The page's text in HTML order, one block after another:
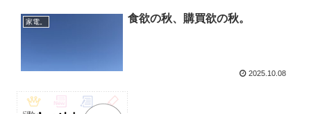
家電。 食欲の秋、購買欲の秋。
2025.10.08